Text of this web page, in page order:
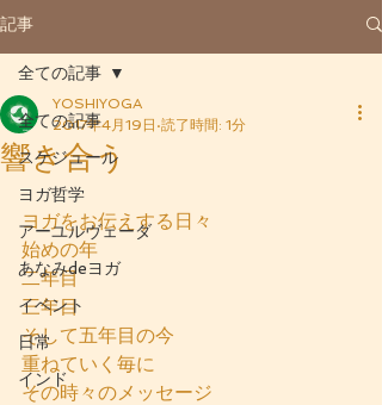
記事
全ての記事
スケジュール
ヨガ哲学
アーユルヴェーダ
あなみdeヨガ
イベント
日常
インド
全ての記事
響き合う
YOSHIYOGA
2017年4月19日 読了時間: 1分
ヨガをお伝えする日々
始めの年
二年目
三年目
そして五年目の今
重ねていく毎に
その時々のメッセージ